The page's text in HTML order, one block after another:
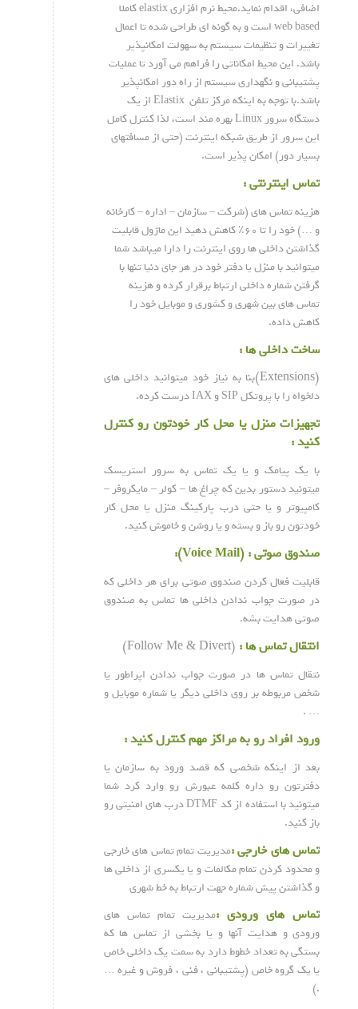
اضافی، اقدام نماید.محیط نرم افزاری elastix کاملا
web based است و به گونه ای طراحی شده تا اعمال
تغییرات و تنظیمات سیستم به سهولت امکانپذیر
باشد. این محیط امکاناتی را فراهم می آورد تا عملیات
پشتیبانی و نگهداری سیستم از راه دور امکانپذیر
باشد.با توجه به اینکه مرکز تلفن Elastix از یک
دستگاه سرور Linux بهره مند است، لذا کنترل کامل
این سرور از طریق شبکه اینترنت (حتی از مسافتهای
بسیار دور) امکان پذیر است.
تماس اینترنتی :
هزینه تماس های (شرکت – سازمان – اداره – کارخانه
و …) خود را تا ۶۰٪ کاهش دهید این ماژول قابلیت
گذاشتن داخلی ها روی اینترنت را دارا میباشد شما
میتوانید با منزل یا دفتر خود در هر جای دنیا تنها با
گرفتن شماره داخلی ارتباط برقرار کرده و هزینه
تماس های بین شهری و کشوری و موبایل خود را
کاهش داده.
ساخت داخلی ها :
(Extensions)
بنا به نیاز خود میتوانید داخلی های
دلخواه را با پروتکل SIP و IAX درست کرده.
تجهیزات منزل یا محل کار خودتون رو کنترل
کنید :
با یک پیامک و یا یک تماس به سرور استریسک
میتونید دستور بدین که چراغ ها – کولر – مایکروفر –
کامپیوتر و یا حتی درب پارکینگ منزل یا محل کار
خودتون رو باز و بسته و یا روشن و خاموش کنید.
صندوق صوتی : (Voice Mail):
قابلیت فعال کردن صندوق صوتی برای هر داخلی که
در صورت جواب ندادن داخلی ها تماس به صندوق
صوتی هدایت بشه.
انتقال تماس ها : (Follow Me & Divert)
نتقال تماس ها در صورت جواب ندادن اپراطور یا
شخص مربوطه بر روی داخلی دیگر یا شماره موبایل و
… .
ورود افراد رو به مراکز مهم کنترل کنید :
بعد از اینکه شخصی که قصد ورود به سازمان یا
دفترتون رو داره کلمه عبورش رو وارد کرد شما
میتونید با استفاده از کد DTMF درب های امنیتی رو
باز کنید.
تماس های خارجی :مدیریت تمام تماس های خارجی
و محدود کردن تمام مکالمات و یا یکسری از داخلی ها
و گذاشتن پیش شماره جهت ارتباط به خط شهری
تماس های ورودی :مدیریت تمام تماس های
ورودی و هدایت آنها و یا بخشی از تماس ها که
بستگی به تعداد خطوط دارد به سمت یک داخلی خاص
یا یک گروه خاص (پشتیبانی ، فنی ، فروش و غیره …
.)